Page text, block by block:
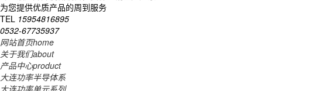
为您提供优质产品的周到服务
TEL 15954816895
0532-67735937
网站首页home
关于我们about
产品中心product
大连功率半导体系
大连功率单元系列